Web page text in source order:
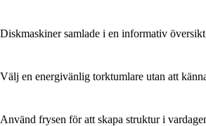
Diskmaskiner samlade i en informativ översikt
Välj en energivänlig torktumlare utan att
Använd frysen för att skapa struktur i